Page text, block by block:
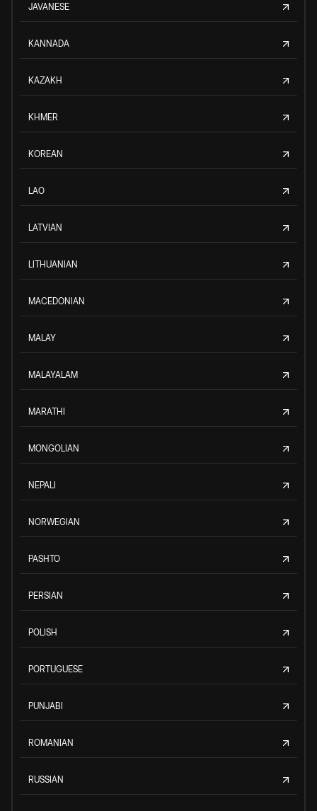
JAVANESE
KANNADA
KAZAKH
KHMER
KOREAN
LAO
LATVIAN
LITHUANIAN
MACEDONIAN
MALAY
MALAYALAM
MARATHI
MONGOLIAN
NEPALI
NORWEGIAN
PASHTO
PERSIAN
POLISH
PORTUGUESE
PUNJABI
ROMANIAN
RUSSIAN